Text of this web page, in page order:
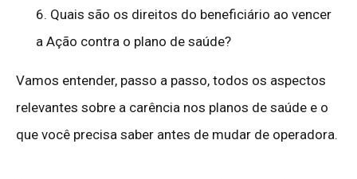
6. Quais são os direitos do beneficiário ao vencer
a Ação contra o plano de saúde?
Vamos entender, passo a passo, todos os aspectos
relevantes sobre a carência nos planos de saúde e o
que você precisa saber antes de mudar de operadora.